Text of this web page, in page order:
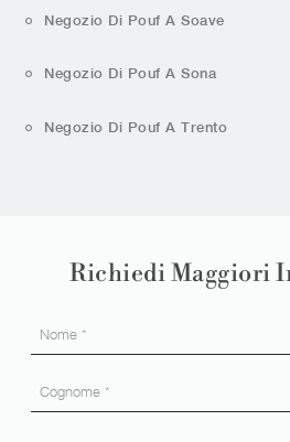
Negozio Di Pouf A Soave
Negozio Di Pouf A Sona
Negozio Di Pouf A Trento
Richiedi Maggiori